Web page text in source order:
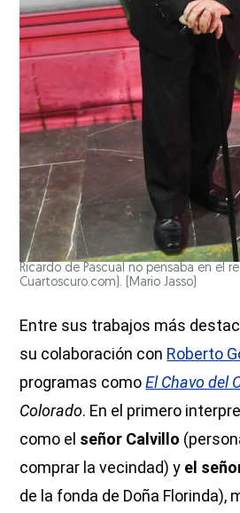
Ricardo de Pascual no pensaba en el
Cuartoscuro.com).
(Mario Jasso)
Entre sus trabajos más
su colaboración con Roberto
programas comoEl Chavo del
Colorado. En el primero
como el señor Calvillo
comprar la vecindad) y el
de la fonda de Doña Florinda),